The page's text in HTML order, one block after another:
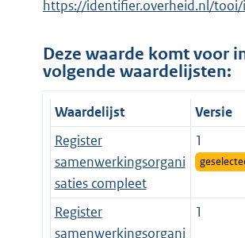
https://identifier.overheid.nl/tooi/
Deze waarde komt voor
volgende waardelijsten:
Waardelijst Versie
Register
samenwerkingsorgani
saties compleet
1
Register
samenwerkingsorgani
1